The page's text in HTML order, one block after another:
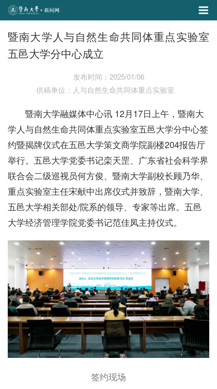
暨南大学人与自然生命共同体重点实验室
五邑大学分中心成立
发布时间：2025/01/06
供稿单位：人与自然生命共同体重点实验室
暨南大学融媒体中心讯 12月17日上午，暨南大
学人与自然生命共同体重点实验室五邑大学分中心签
约暨揭牌仪式在五邑大学策文商学院副楼204报告厅
举行。 五邑大学党委书记栾天罡、 广东省社会科学界
联合会二级巡视员何方俊、 暨南大学副校长顾乃华、
重点实验室主任宋献中出席仪式并致辞，暨南大学、
五邑大学相关部处/院系的领导、专家等出席。五邑
大学经济管理学院党委书记范佳凤主持仪式。
签约现场